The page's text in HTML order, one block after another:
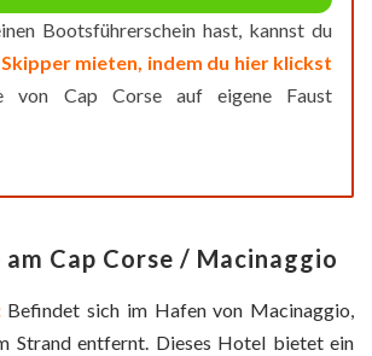
Bootsführerschein hast, kannst du
mieten, indem du hier klickst
von Cap Corse auf eigene Faust
Cap Corse / Macinaggio
Befindet sich im Hafen von Macinaggio,
Strand entfernt. Dieses Hotel bietet ein